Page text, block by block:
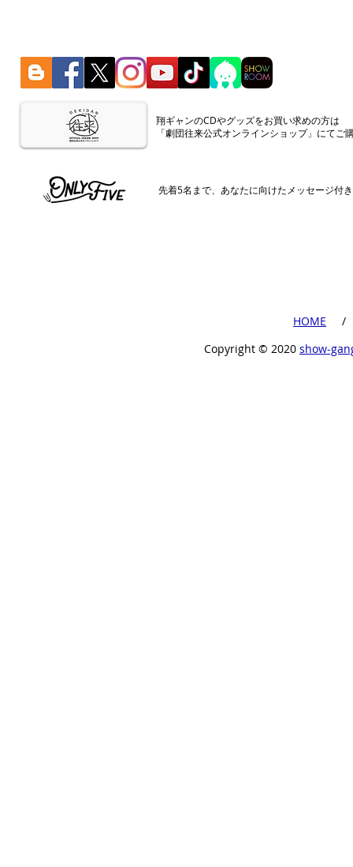
​翔ギャンのCDやグッズをお買い求めの方は
「劇団往来公式オンラインショップ」にてご
先着5名まで、あなたに向けたメッセージ付
​HOME
​ /
Copyright ©︎ 2020 show-